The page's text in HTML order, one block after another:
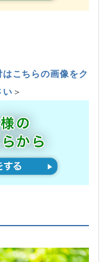
こちらの画像をク
い＞